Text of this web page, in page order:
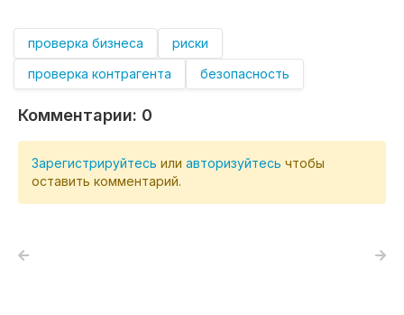
проверка бизнеса
риски
проверка контрагента
безопасность
Комментарии: 0
Зарегистрируйтесь или авторизуйтесь чтобы
оставить комментарий.